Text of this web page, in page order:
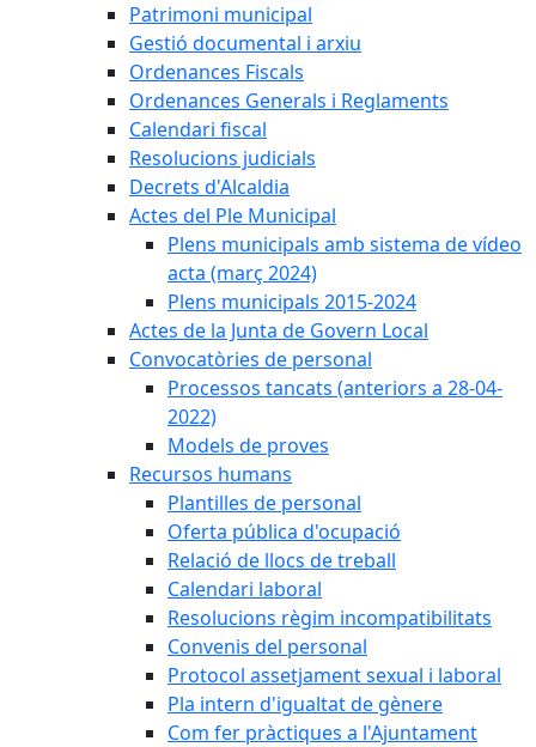
Patrimoni municipal
Gestió documental i arxiu
Ordenances Fiscals
Ordenances Generals i Reglaments
Calendari fiscal
Resolucions judicials
Decrets d'Alcaldia
Actes del Ple Municipal
Plens municipals amb sistema de vídeo
acta (març 2024)
Plens municipals 2015-2024
Actes de la Junta de Govern Local
Convocatòries de personal
Processos tancats (anteriors a 28-04-
2022)
Models de proves
Recursos humans
Plantilles de personal
Oferta pública d'ocupació
Relació de llocs de treball
Calendari laboral
Resolucions règim incompatibilitats
Convenis del personal
Protocol assetjament sexual i laboral
Pla intern d'igualtat de gènere
Com fer pràctiques a l'Ajuntament